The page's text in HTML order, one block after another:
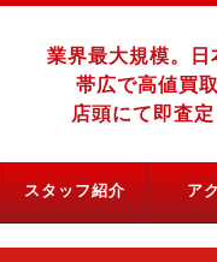
業界最大規模。日
帯広で高値買
店頭にて即査
スタッフ紹介 ア